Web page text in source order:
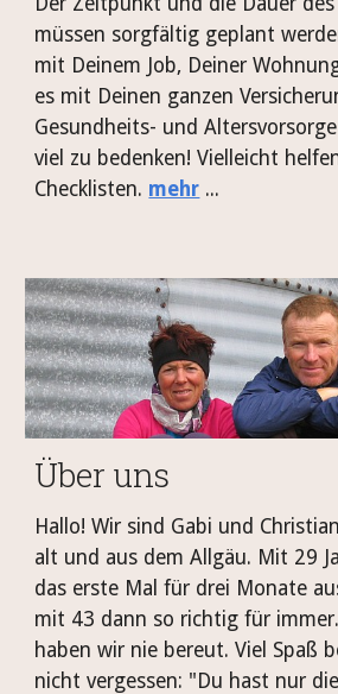
müssen sorgfältig geplant
mit Deinem Job, Deiner
es mit Deinen ganzen
Gesundheits- und
viel zu bedenken! Vielleicht
Checklisten. mehr ...
Über uns
Hallo! Wir sind Gabi und
alt und aus dem Allgäu. Mit 29
das erste Mal für drei Monate
mit 43 dann so richtig für
haben wir nie bereut. Viel Spaß
nicht vergessen: "Du hast nur